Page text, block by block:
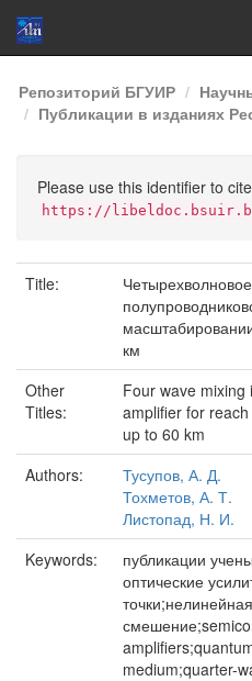
Skip
navigation
Репозиторий БГУИР
Публикации в изданиях
Please use this identifier to
https://libeldoc.bsuir.by/
Title:
км
Other
Titles:
Four wave mixing
amplifier for
up to 60 km
Authors:
Тусупов, А. Д.
Тохметов, А. Т.
Листопад, Н. И.
Keywords:
публикации
оптические
medium;quarter-